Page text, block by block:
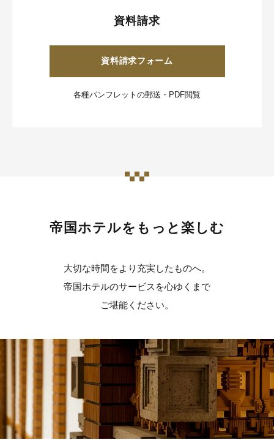
資料請求
資料請求フォーム
各種パンフレットの郵送・PDF閲覧
帝国ホテルをもっと楽しむ
大切な時間をより充実したものへ。
帝国ホテルのサービスを心ゆくまで
ご堪能ください。